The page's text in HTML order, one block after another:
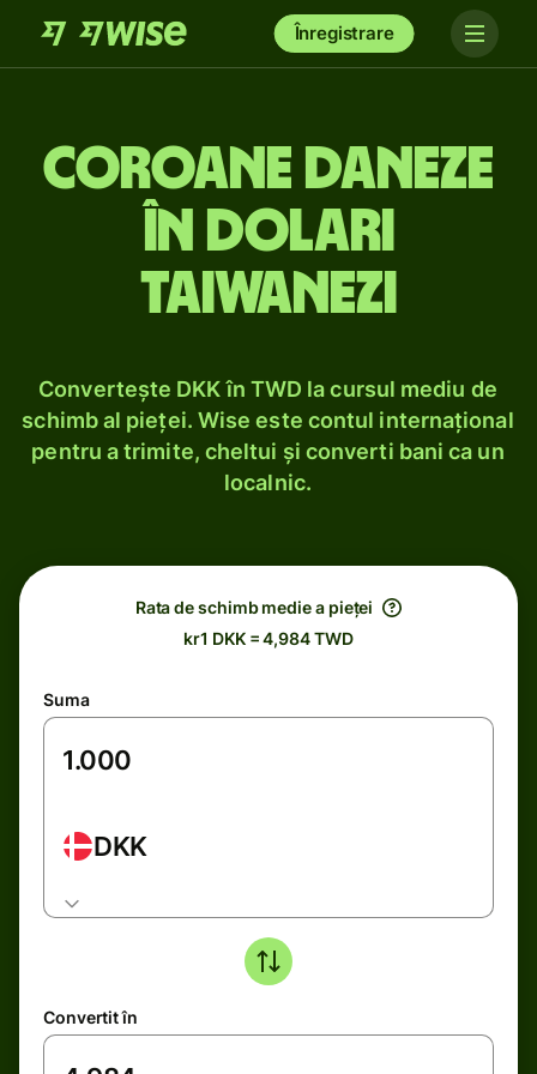
Înregistrare
Coroane daneze
în dolari
taiwanezi
Convertește DKK în TWD la cursul mediu de
schimb al pieței. Wise este contul internațional
pentru a trimite, cheltui și converti bani ca un
localnic.
Rata de schimb medie a pieței
kr1 DKK = 4,984 TWD
Suma
DKK
Convertit în